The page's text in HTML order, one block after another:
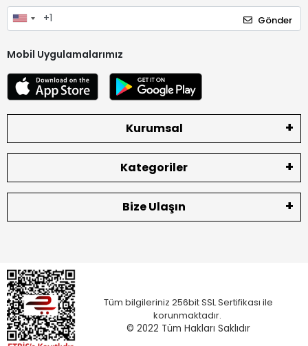
Gönder
Mobil Uygulamalarımız
Kurumsal
Kategoriler
Bize Ulaşın
Tüm bilgileriniz 256bit SSL Sertifikası ile
korunmaktadır.
© 2022 Tüm Hakları Saklıdır